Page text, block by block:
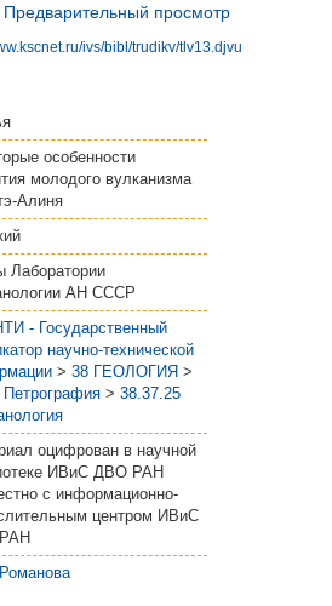
Предварительный просмотр
ivs/bibl/trudikv/tlv13.djvu
особенности
молодого вулканизма
Алиня
Лаборатории
АН СССР
- Государственный
научно-технической
> 38 ГЕОЛОГИЯ >
Петрография > 38.37.25
оцифрован в научной
ИВиС ДВО РАН
с информационно-
центром ИВиС